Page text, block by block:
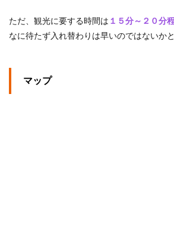
ただ、観光に要する時間は １５分～２０分
なに待たず入れ替わりは早いのではないか
マップ